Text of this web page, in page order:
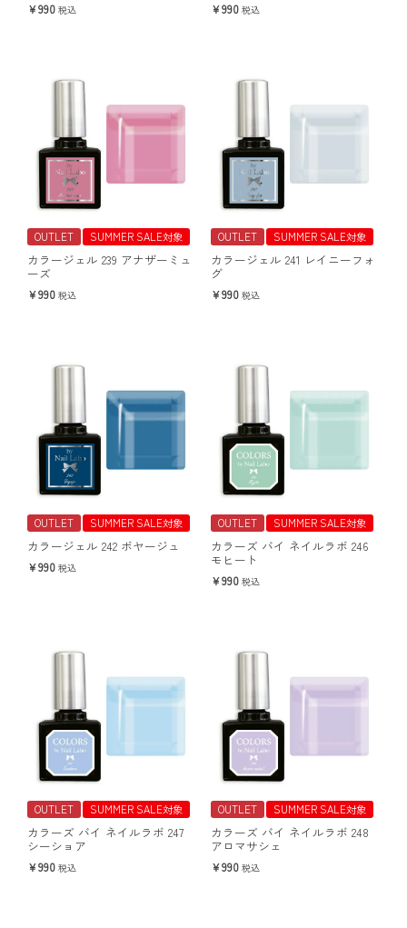
990 税込 990 税込
OUTLET SUMMER SALE対象
カラージェル 239 アナザーミュ
ーズ
990 税込
OUTLET SUMMER SALE対象
カラージェル 241 レイニーフォ
グ
990 税込
OUTLET SUMMER SALE対象
カラージェル 242 ボヤージュ
990 税込
OUTLET SUMMER SALE対象
カラーズ バイ ネイルラボ 246
モヒート
990 税込
OUTLET SUMMER SALE対象
カラーズ バイ ネイルラボ 247
シーショア
990 税込
OUTLET SUMMER SALE対象
カラーズ バイ ネイルラボ 248
アロマサシェ
990 税込